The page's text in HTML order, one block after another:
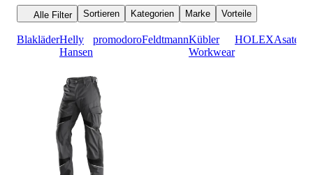
Alle Filter Sortieren Kategorien Marke Vorteile
BlakläderHelly
Hansen
promodoroFeldtmannKübler
Workwear
HOLEXAsatex